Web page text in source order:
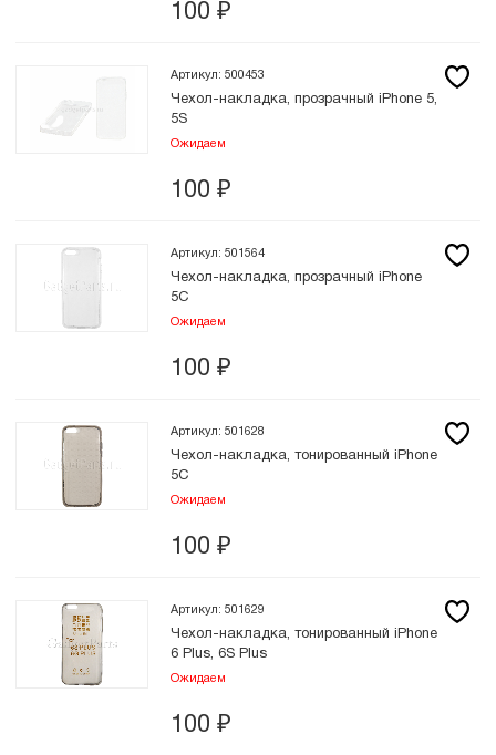
100 ₽
Артикул: 500453
Чехол-накладка, прозрачный iPhone 5,
5S
Ожидаем
100 ₽
Артикул: 501564
Чехол-накладка, прозрачный iPhone
5C
Ожидаем
100 ₽
Артикул: 501628
Чехол-накладка, тонированный iPhone
5С
Ожидаем
100 ₽
Артикул: 501629
Чехол-накладка, тонированный iPhone
6 Plus, 6S Plus
Ожидаем
100 ₽